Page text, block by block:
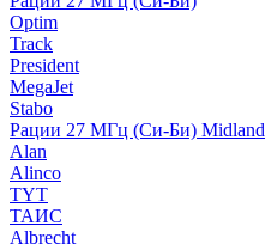
Optim
Track
President
MegaJet
Stabo
Рации 27 МГц (Си-Би) Midland
Alan
Alinco
TYT
ТАИС
Albrecht